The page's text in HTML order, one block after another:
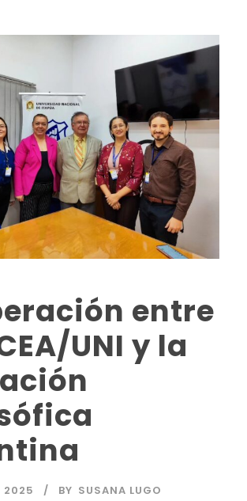
entre
UNI y la
2025 BY SUSANA LUGO